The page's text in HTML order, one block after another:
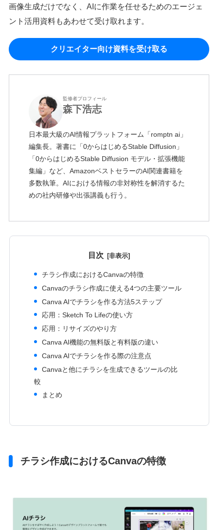
画像生成だけでなく、AIに作業を任せるためのエージェ
ント活用資料もあわせて受け取れます。
クリエイター向け資料を受け取る
監修者プロフィール
森下浩志
日本最大級のAI情報プラットフォーム「romptn ai」
編集長。著書に「0からはじめるStable Diffusion」
「0からはじめるStable Diffusion モデル・拡張機能
集編」など、AmazonベストセラーのAI関連書籍を
多数執筆。AIにおける情報の非対称性を解消するた
めの社内研修や出張講義も行う。
目次
チラシ作成におけるCanvaの特徴
Canvaのチラシ作成に使える4つの主要ツール
Canva AIでチラシを作る方法5ステップ
応用：Sketch To Lifeの使い方
応用：リサイズのやり方
Canva AI機能の無料版と有料版の違い
Canva AIでチラシを作る際の注意点
Canvaと他にチラシを生成できるツールの比
較
まとめ
チラシ作成におけるCanvaの特徴